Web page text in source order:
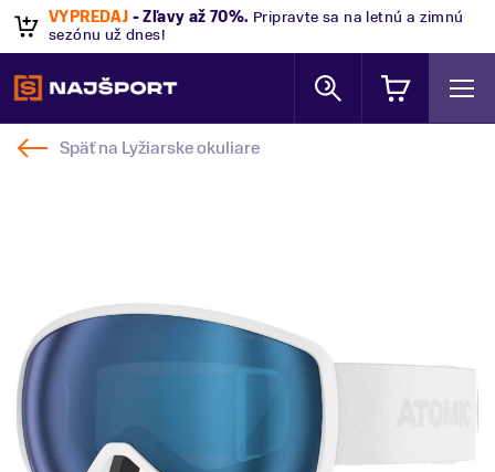
VÝPREDAJ - Zľavy až 70%. Pripravte sa na letnú a zimnú
sezónu už dnes!
Späť na Lyžiarske okuliare